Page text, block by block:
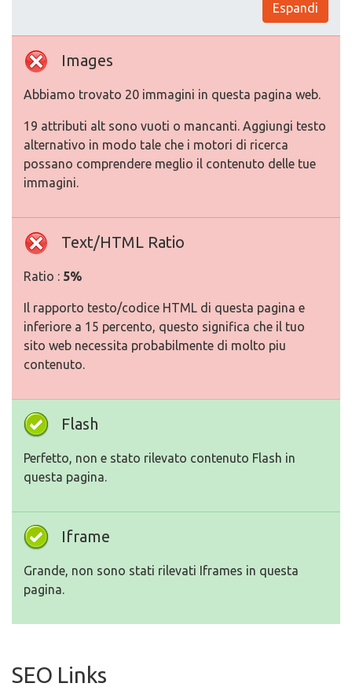
Espandi
Images
Abbiamo trovato 20 immagini in questa pagina web.
19 attributi alt sono vuoti o mancanti. Aggiungi testo
alternativo in modo tale che i motori di ricerca
possano comprendere meglio il contenuto delle tue
immagini.
Text/HTML Ratio
Ratio : 5%
Il rapporto testo/codice HTML di questa pagina e
inferiore a 15 percento, questo significa che il tuo
sito web necessita probabilmente di molto piu
contenuto.
Flash
Perfetto, non e stato rilevato contenuto Flash in
questa pagina.
Iframe
Grande, non sono stati rilevati Iframes in questa
pagina.
SEO Links